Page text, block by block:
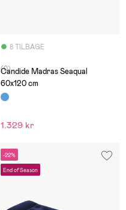
8 TILBAGE
(0)
Candide Madras Seaqual
60x120 cm
1.329 kr
-22%
End of Season